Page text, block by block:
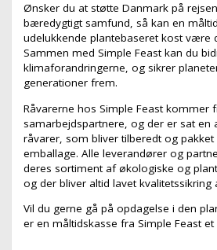
Ønsker du at støtte Danmark på
bæredygtigt samfund, så kan en
udelukkende plantebaseret kost være
Sammen med Simple Feast kan du
klimaforandringerne, og sikrer
generationer frem.
Råvarerne hos Simple Feast kommer
samarbejdspartnere, og der er sat en
råvarer, som bliver tilberedt og
emballage. Alle leverandører og
deres sortiment af økologiske og
og der bliver altid lavet kvalitetssikring
Vil du gerne gå på opdagelse i den
er en måltidskasse fra Simple Feast